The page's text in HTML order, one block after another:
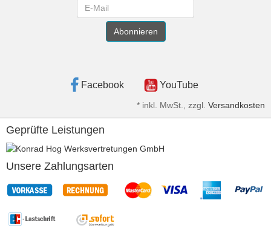
Abonnieren
Facebook YouTube
* inkl. MwSt., zzgl. Versandkosten
Geprüfte Leistungen
Unsere Zahlungsarten